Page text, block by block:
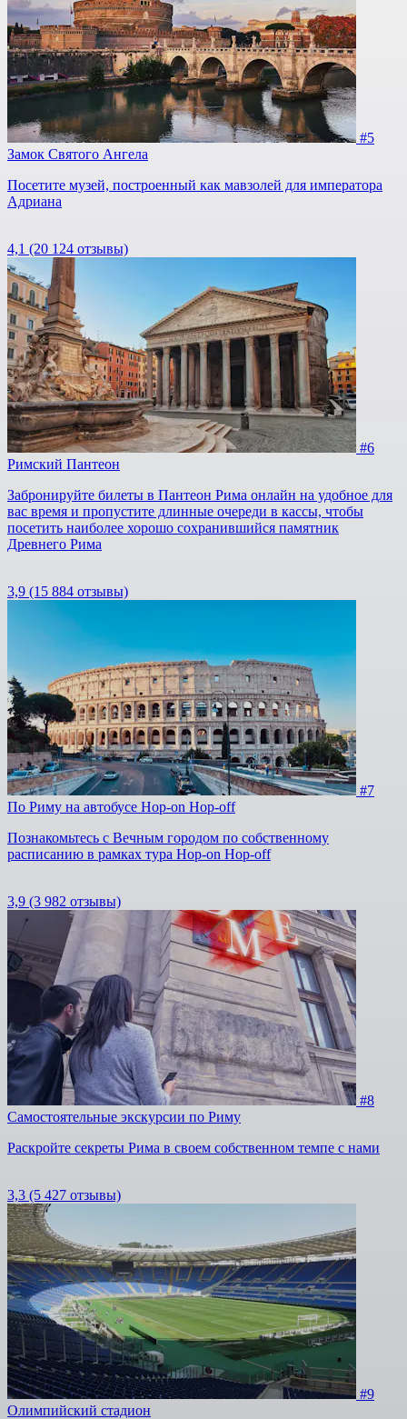
#5
Замок Святого Ангела
Посетите музей, построенный как мавзолей для императора
Адриана
4,1 (20 124 отзывы)
#6
Римский Пантеон
Забронируйте билеты в Пантеон Рима онлайн на удобное для
вас время и пропустите длинные очереди в кассы, чтобы
посетить наиболее хорошо сохранившийся памятник
Древнего Рима
3,9 (15 884 отзывы)
#7
По Риму на автобусе Hop-on Hop-off
Познакомьтесь с Вечным городом по собственному
расписанию в рамках тура Hop-on Hop-off
3,9 (3 982 отзывы)
#8
Самостоятельные экскурсии по Риму
Раскройте секреты Рима в своем собственном темпе с нами
3,3 (5 427 отзывы)
#9
Олимпийский стадион